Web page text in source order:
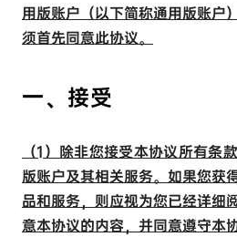
用版账户（以下简称通用版账户
须首先同意此协议。
一、接受
（1）除非您接受本协议所有条
版账户及其相关服务。如果您获
品和服务，则应视为您已经详细
意本协议的内容，并同意遵守本